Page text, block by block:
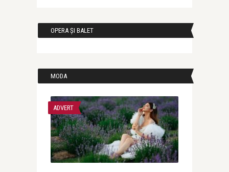
OPERA ȘI BALET
MODA
ADVERT